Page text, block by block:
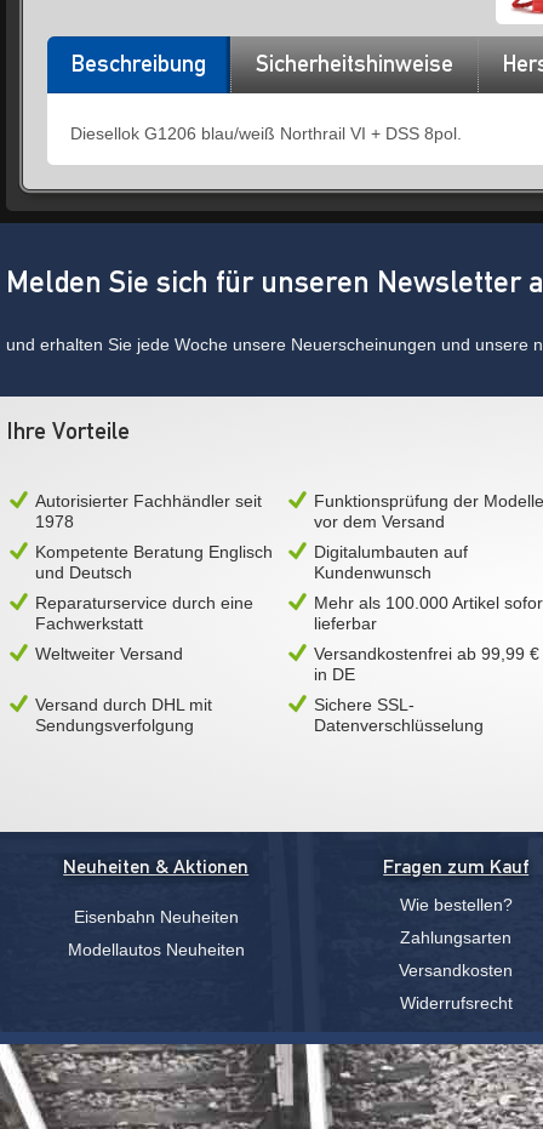
Beschreibung Sicherheitshinweise
Diesellok G1206 blau/weiß Northrail VI + DSS 8pol.
Melden Sie sich für unseren Newsletter
und erhalten Sie jede Woche unsere Neuerscheinungen und unsere
Ihre Vorteile
Autorisierter Fachhändler seit
1978
Funktionsprüfung der Modelle
vor dem Versand
Kompetente Beratung Englisch
und Deutsch
Digitalumbauten auf
Kundenwunsch
Reparaturservice durch eine
Fachwerkstatt
Mehr als 100.000 Artikel
lieferbar
Weltweiter Versand
Versandkostenfrei ab 99,99 €
in DE
Versand durch DHL mit
Sendungsverfolgung
Sichere SSL-
Datenverschlüsselung
Neuheiten & Aktionen
Eisenbahn Neuheiten
Modellautos Neuheiten
Fragen zum Kauf
Wie bestellen?
Zahlungsarten
Versandkosten
Widerrufsrecht